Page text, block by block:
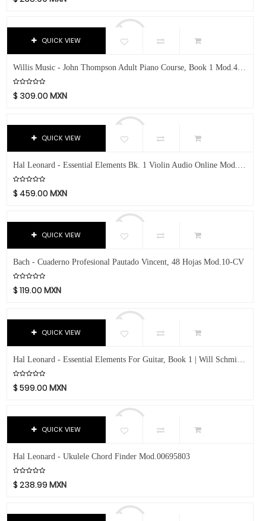
Avid
Beyerdynamic
Bill Lawrence
Blessing
Blue
Boundles Audio
C.B.I.
CAD
Caraya
Celestion
Cerwin-Vega
Chicago Blues
Clayton Picks
Co2Crea
Cocoon Innovations
Conn-Selmer
Coreelo
Cort
D'Addario
Dandelot
Dave Smith
Db Technologies
Dick
QUICK VIEW
Willis Music - John Thompson Adult Piano Course, Book 1 Mod.412639
$ 309.00 MXN
QUICK VIEW
$ 459.00 MXN
QUICK VIEW
Bach - Cuaderno Profesional Pautado Vincent, 48 Hojas Mod.10-CV
$119.00 MXN
QUICK VIEW
$599.00 MXN
QUICK VIEW
Hal Leonard - Ukulele Chord Finder Mod.00695803
$238.99 MXN